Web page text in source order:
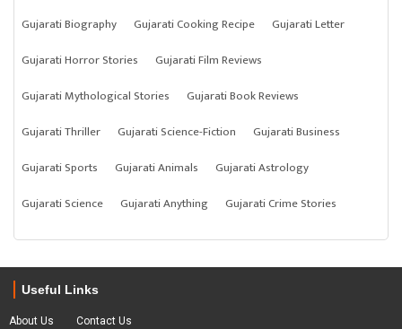
Gujarati Biography
Gujarati Cooking Recipe
Gujarati Letter
Gujarati Horror Stories
Gujarati Film Reviews
Gujarati Mythological Stories
Gujarati Book Reviews
Gujarati Thriller
Gujarati Science-Fiction
Gujarati Business
Gujarati Sports
Gujarati Animals
Gujarati Astrology
Gujarati Science
Gujarati Anything Gujarati Crime Stories
Useful Links
About Us Contact Us